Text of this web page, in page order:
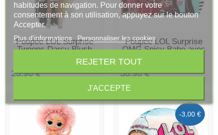
EN STOCK
Poupée LOL Surprise
Tweens Darcy Blush
23,90 €
DERNIERS ARTICLES EN
STOCK
Poupée LOL Surprise
OMG Spicy Babe avec
38,90 €
-3,00 €
habitudes de navigation. Pour donner votre
consentement à son utilisation, appuyez sur le bouton
Accepter.
Plus d'informations Personnaliser les cookies
REJETER TOUT
J'ACCEPTE